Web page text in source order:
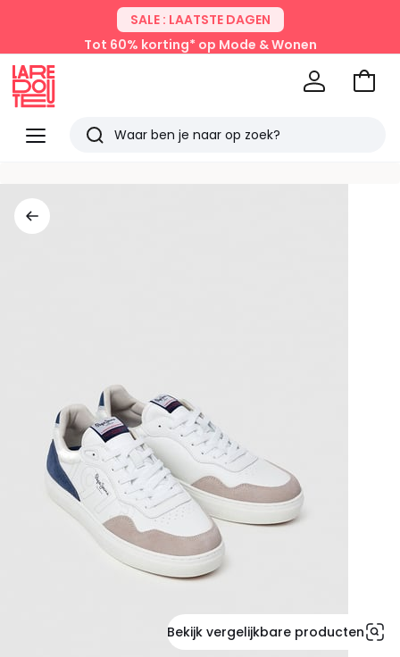
SALE : LAATSTE DAGEN
Tot 60% korting* op Mode & Wonen
Menu
Redoute
Zoeken
Naar
Bekijk vergelijkbare producten